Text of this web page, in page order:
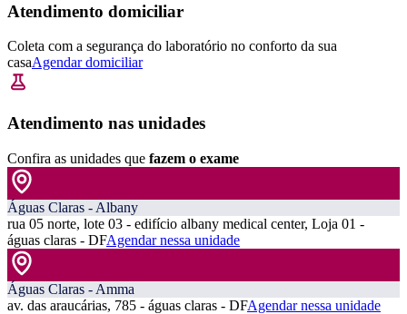
Atendimento domiciliar
Coleta com a segurança do laboratório no conforto da sua
casaAgendar domiciliar
Atendimento nas unidades
Confira as unidades que fazem o exame
Águas Claras - Albany
rua 05 norte, lote 03 - edifício albany medical center, Loja 01 -
águas claras - DFAgendar nessa unidade
Águas Claras - Amma
av. das araucárias, 785 - águas claras - DFAgendar nessa unidade